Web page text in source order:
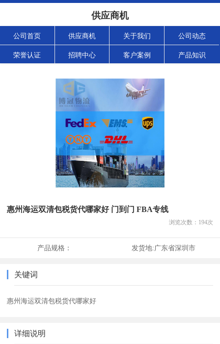
供应商机
公司首页 供应商机 关于我们 公司动态
荣誉认证 招聘中心 客户案例 产品知识
惠州海运双清包税货代哪家好 门到门 FBA专线
浏览次数： 194次
产品规格： 发货地:广东省深圳市
关键词
惠州海运双清包税货代哪家好
详细说明